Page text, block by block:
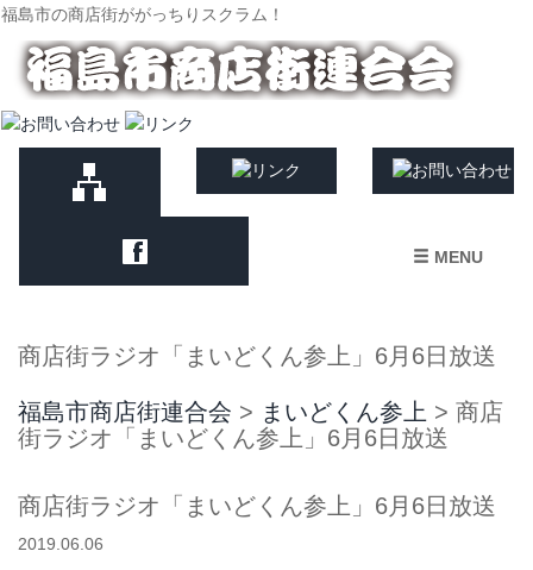
福島市の商店街ががっちりスクラム！
MENU
商店街ラジオ「まいどくん参上」6月6日放送
福島市商店街連合会 > まいどくん参上 > 商店
街ラジオ「まいどくん参上」6月6日放送
商店街ラジオ「まいどくん参上」6月6日放送
2019.06.06